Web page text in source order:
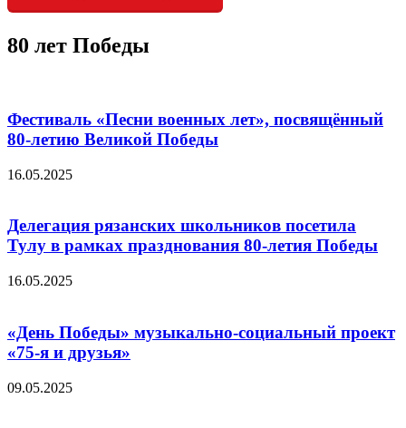
80 лет Победы
Фестиваль «Песни военных лет», посвящённый
80-летию Великой Победы
16.05.2025
Делегация рязанских школьников посетила
Тулу в рамках празднования 80-летия Победы
16.05.2025
«День Победы» музыкально-социальный проект
«75-я и друзья»
09.05.2025